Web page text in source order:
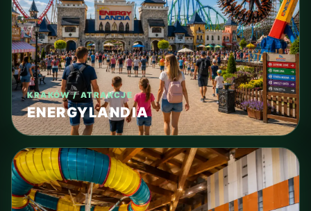
KRAKÓW / ATRAKCJE
ENERGYLANDIA